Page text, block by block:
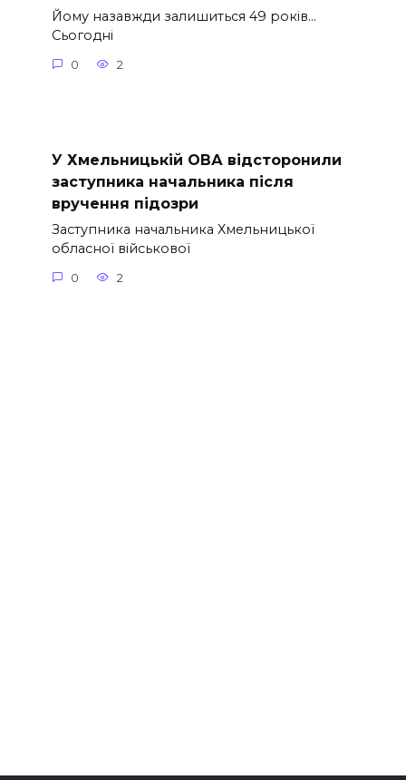
Йому назавжди залишиться 49 років…
Сьогодні
0 2
У Хмельницькій ОВА відсторонили
заступника начальника після
вручення підозри
Заступника начальника Хмельницької
обласної військової
0 2